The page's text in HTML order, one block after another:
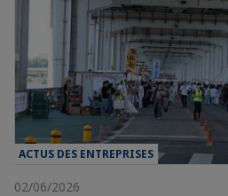
ACTUS DES ENTREPRISES
02/06/2026